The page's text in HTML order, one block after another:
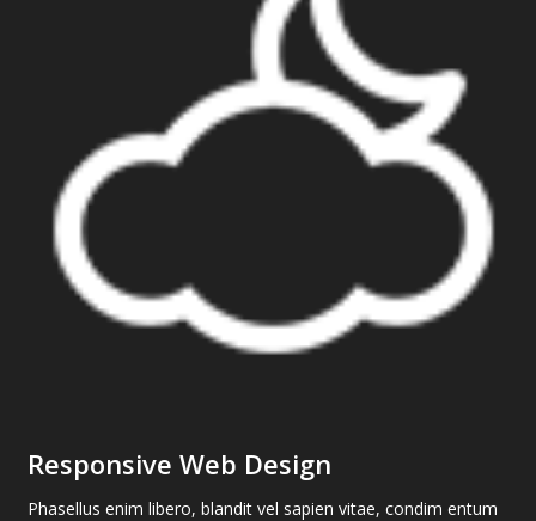
Responsive Web Design
Phasellus enim libero, blandit vel sapien vitae, condim entum